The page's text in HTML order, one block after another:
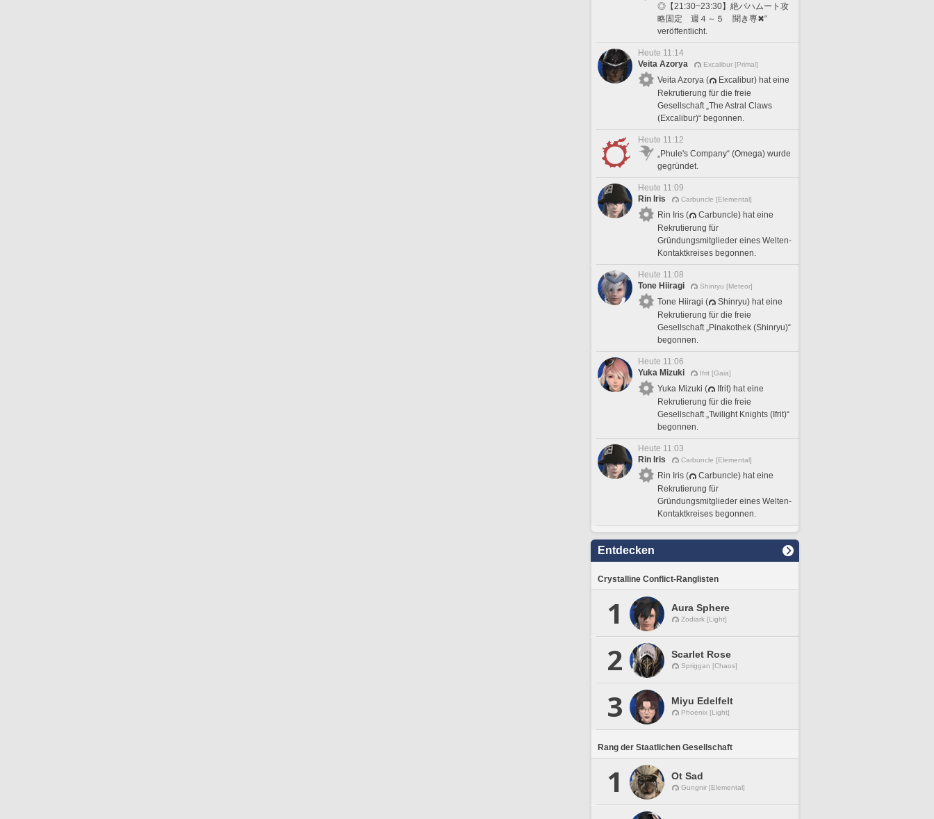
◎【21:30~23:30】絶バハムート攻
略固定 週４～５ 聞き専✖“
veröffentlicht.
Heute 11:14
Veita Azorya
Excalibur [Primal]
Veita Azorya (
Excalibur) hat eine
Rekrutierung für die freie
Gesellschaft „The Astral Claws
(Excalibur)“ begonnen.
Heute 11:12
„Phule's Company“ (Omega) wurde
gegründet.
Heute 11:09
Rin Iris
Carbuncle [Elemental]
Rin Iris (
Carbuncle) hat eine
Rekrutierung für
Gründungsmitglieder eines Welten-
Kontaktkreises begonnen.
Heute 11:08
Tone Hiiragi
Shinryu [Meteor]
Tone Hiiragi (
Shinryu) hat eine
Rekrutierung für die freie
Gesellschaft „Pinakothek (Shinryu)“
begonnen.
Heute 11:06
Yuka Mizuki
Ifrit [Gaia]
Yuka Mizuki (
Ifrit) hat eine
Rekrutierung für die freie
Gesellschaft „Twilight Knights (Ifrit)“
begonnen.
Heute 11:03
Rin Iris
Carbuncle [Elemental]
Rin Iris (
Carbuncle) hat eine
Rekrutierung für
Gründungsmitglieder eines Welten-
Kontaktkreises begonnen.
Entdecken
Crystalline Conflict-Ranglisten
1 Aura Sphere
Zodiark [Light]
2 Scarlet Rose
Spriggan [Chaos]
3 Miyu Edelfelt
Phoenix [Light]
Rang der Staatlichen Gesellschaft
1 Ot Sad
Gungnir [Elemental]